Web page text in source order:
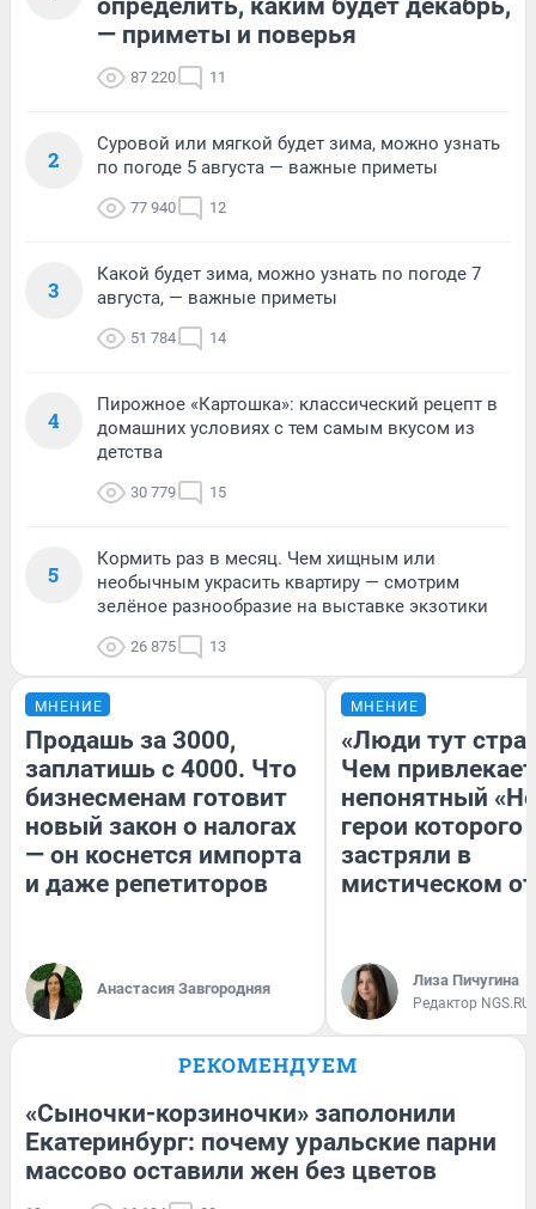
— приметы и поверья
87 220 11
2
Суровой или мягкой будет зима, можно узнать
по погоде 5 августа — важные приметы
77 940 12
3
Какой будет зима, можно узнать по погоде 7
августа, — важные приметы
51 784 14
4
Пирожное «Картошка»: классический рецепт в
домашних условиях с тем самым вкусом из
детства
30 779 15
5
Кормить раз в месяц. Чем хищным или
необычным украсить квартиру — смотрим
зелёное разнообразие на выставке экзотики
26 875 13
МНЕНИЕ
Продашь за 3000,
заплатишь с 4000. Что
бизнесменам готовит
новый закон о налогах
— он коснется импорта
и даже репетиторов
Анастасия Завгородняя
МНЕНИЕ
«Люди тут
Чем привлекает
непонятный
герои которого
застряли в
мистическом
Лиза Пичугина
Редактор NGS.RU
РЕКОМЕНДУЕМ
«Сыночки-корзиночки» заполонили
Екатеринбург: почему уральские парни
массово оставили жен без цветов